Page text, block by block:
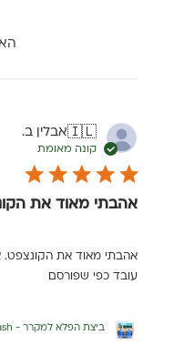
🇮🇱אבלין ב.
קונה מאומת
אהבתי מאוד את
אהבתי מאוד את הקונצפט.
עובד כפי שפורסם
ביצת הפלא למקרר - Green Flash